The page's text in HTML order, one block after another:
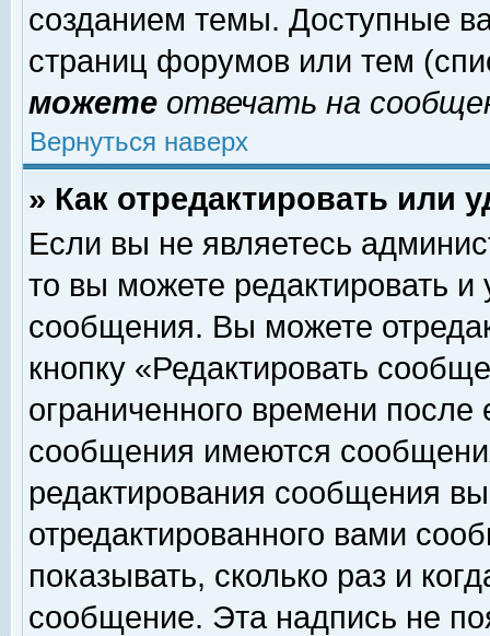
созданием темы. Доступные
страниц форумов или тем
можете отвечать на
Вернуться наверх
» Как отредактировать или
Если вы не являетесь
то вы можете редактировать и
сообщения. Вы можете
кнопку «Редактировать
ограниченного времени
сообщения имеются
редактирования сообщения
отредактированного вами
показывать, сколько раз и
сообщение. Эта надпись не